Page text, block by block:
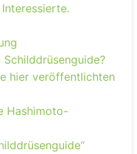
hier veröffentlichten
Hashimoto-